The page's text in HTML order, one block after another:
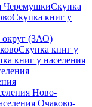
ЧеремушкиСкупка
Скупка книг у
округ (ЗАО)
Скупка книг у
книг у населения
Ново-
Очаково-